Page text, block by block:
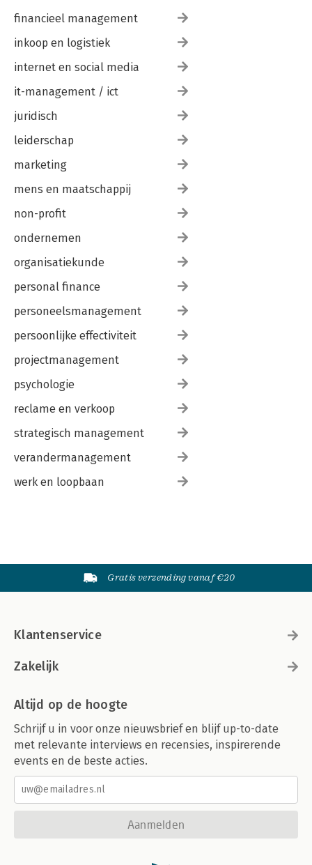
financieel management
inkoop en logistiek
internet en social media
it-management / ict
juridisch
leiderschap
marketing
mens en maatschappij
non-profit
ondernemen
organisatiekunde
personal finance
personeelsmanagement
persoonlijke effectiviteit
projectmanagement
psychologie
reclame en verkoop
strategisch management
verandermanagement
werk en loopbaan
Gratis verzending vanaf €20
Klantenservice
Zakelijk
Altijd op de hoogte
Schrijf u in voor onze nieuwsbrief en blijf up-to-date
met relevante interviews en recensies, inspirerende
events en de beste acties.
Aanmelden